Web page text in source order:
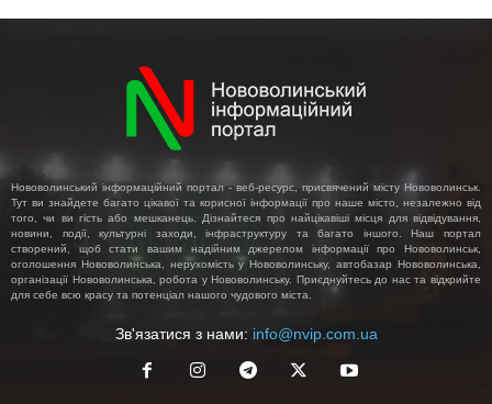
Нововолинський інформаційний портал - веб-ресурс, присвячений місту Нововолинськ.
Тут ви знайдете багато цікавої та корисної інформації про наше місто, незалежно від
того, чи ви гість або мешканець. Дізнайтеся про найцікавіші місця для відвідування,
новини, події, культурні заходи, інфраструктуру та багато іншого. Наш портал
створений, щоб стати вашим надійним джерелом інформації про Нововолинськ,
оголошення Нововолинська, нерухомість у Нововолинську, автобазар Нововолинська,
організації Нововолинська, робота у Нововолинську. Приєднуйтесь до нас та відкрийте
для себе всю красу та потенціал нашого чудового міста.
Зв'язатися з нами: info@nvip.com.ua